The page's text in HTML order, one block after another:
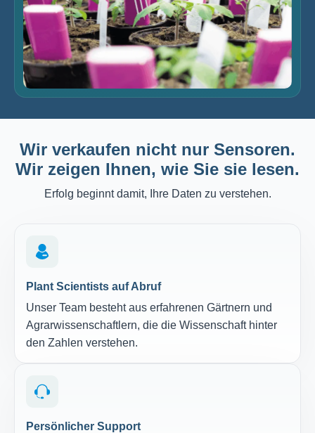
Wir verkaufen nicht nur Sensoren.
Wir zeigen Ihnen, wie Sie sie lesen.
Erfolg beginnt damit, Ihre Daten zu verstehen.
Plant Scientists auf Abruf
Unser Team besteht aus erfahrenen Gärtnern und
Agrarwissenschaftlern, die die Wissenschaft hinter
den Zahlen verstehen.
Persönlicher Support